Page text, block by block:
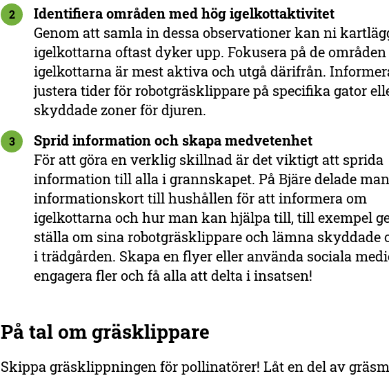
2
Identifiera områden med hög igelkottaktivitet
Genom att samla in dessa observationer kan ni
igelkottarna oftast dyker upp. Fokusera på de
igelkottarna är mest aktiva och utgå därifrån.
justera tider för robotgräsklippare på specifika gator
skyddade zoner för djuren.
3
Sprid information och skapa medvetenhet
För att göra en verklig skillnad är det viktigt att sprida
information till alla i grannskapet. På Bjäre delade
informationskort till hushållen för att informera om
igelkottarna och hur man kan hjälpa till, till exempel
ställa om sina robotgräsklippare och lämna skyddade
i trädgården. Skapa en flyer eller använda sociala
engagera fler och få alla att delta i insatsen!
På tal om gräsklippare
Skippa gräsklippningen för pollinatörer! Låt en del av